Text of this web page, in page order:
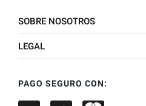
SOBRE NOSOTROS
LEGAL
PAGO SEGURO CON: